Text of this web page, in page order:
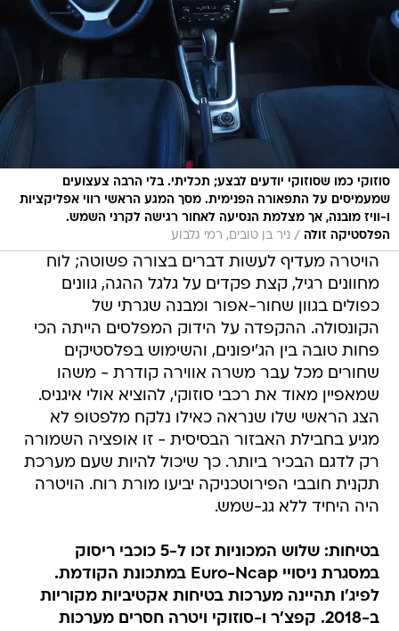
סוזוקי כמו שסוזוקי יודעים לבצע; תכליתי. בלי הרבה צעצועים
שמעמיסים על התפאורה הפנימית. מסך המגע הראשי רווי אפליקציות
ו-וויז מובנה, אך מצלמת הנסיעה לאחור רגישה לקרני השמש.
הפלסטיקה זולה / ניר בן טובים, רמי גלבוע
הויטרה מעדיף לעשות דברים בצורה פשוטה; לוח
מחוונים רגיל, קצת פקדים על גלגל ההגה, גוונים
כפולים בגוון שחור-אפור ומבנה שגרתי של
הקונסולה. ההקפדה על הידוק המפלסים הייתה הכי
פחות טובה בין הג'יפונים, והשימוש בפלסטיקים
שחורים מכל עבר משרה אווירה קודרת - משהו
שמאפיין מאוד את רכבי סוזוקי, להוציא אולי איגניס.
הצג הראשי שלו שנראה כאילו נלקח מלפטופ לא
מגיע בחבילת האבזור הבסיסית - זו אופציה השמורה
רק לדגם הבכיר ביותר. כך שיכול להיות שעם מערכת
תקנית חובבי הפירוטכניקה יביעו מורת רוח. הויטרה
היה היחיד ללא גג-שמש.
בטיחות: שלוש המכוניות זכו ל-5 כוכבי ריסוק
במסגרת ניסויי Euro-Ncap במתכונת הקודמת.
לפיג'ו תהיינה מערכות בטיחות אקטיביות מקוריות
ב-2018. קפצ'ר ו-סוזוקי ויטרה חסרים מערכות